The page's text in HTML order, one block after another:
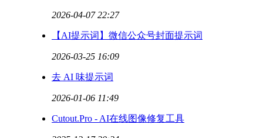
2026-04-07 22:27
【AI提示词】微信公众号封面提示词
2026-03-25 16:09
去 AI 味提示词
2026-01-06 11:49
Cutout.Pro - AI在线图像修复工具